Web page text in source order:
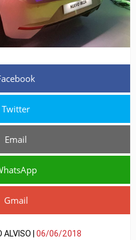
Twitter
Email
Gmail
| 06/06/2018